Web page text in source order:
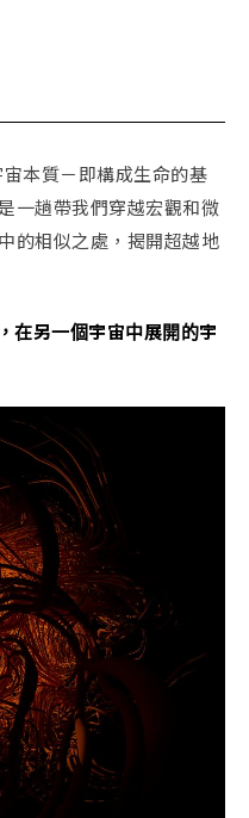
本質－即構成生命的基
一趟帶我們穿越宏觀和微
的相似之處，揭開超越地
在另一個宇宙中展開的宇